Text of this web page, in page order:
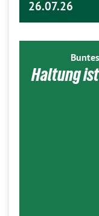
26.07.26
Haltung